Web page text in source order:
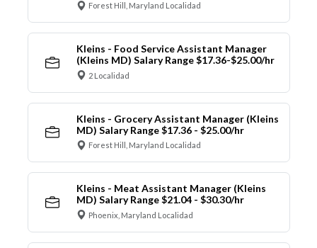
Forest Hill, Maryland Localidad
Kleins - Food Service Assistant Manager
(Kleins MD) Salary Range $17.36-$25.00/hr
2 Localidad
Kleins - Grocery Assistant Manager (Kleins
MD) Salary Range $17.36 - $25.00/hr
Forest Hill, Maryland Localidad
Kleins - Meat Assistant Manager (Kleins
MD) Salary Range $21.04 - $30.30/hr
Phoenix, Maryland Localidad